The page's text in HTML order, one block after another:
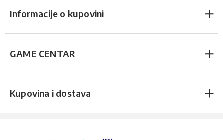
Informacije o kupovini
GAME CENTAR
Kupovina i dostava